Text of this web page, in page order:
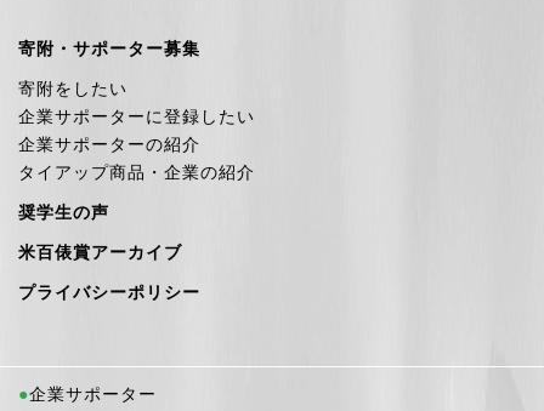
寄附・サポーター募集
寄附をしたい
企業サポーターに登録したい
企業サポーターの紹介
タイアップ商品・企業の紹介
奨学生の声
米百俵賞アーカイブ
プライバシーポリシー
企業サポーター